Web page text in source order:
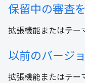
保留中の審査
拡張機能またはテー
以前のバージ
拡張機能またはテー